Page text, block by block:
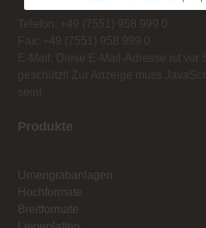
Telefon: +49 (7551) 958 999 0
Fax: +49 (7551) 958 999 0
E-Mail: Diese E-Mail-Adresse ist vor
geschützt! Zur Anzeige muss
sein!
Produkte
Urnengrabanlagen
Hochformate
Breitformate